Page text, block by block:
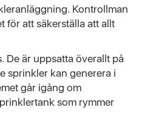
Kontrollman
för att säkerställa att allt
De är uppsatta överallt på
sprinkler kan generera i
går igång om
som rymmer